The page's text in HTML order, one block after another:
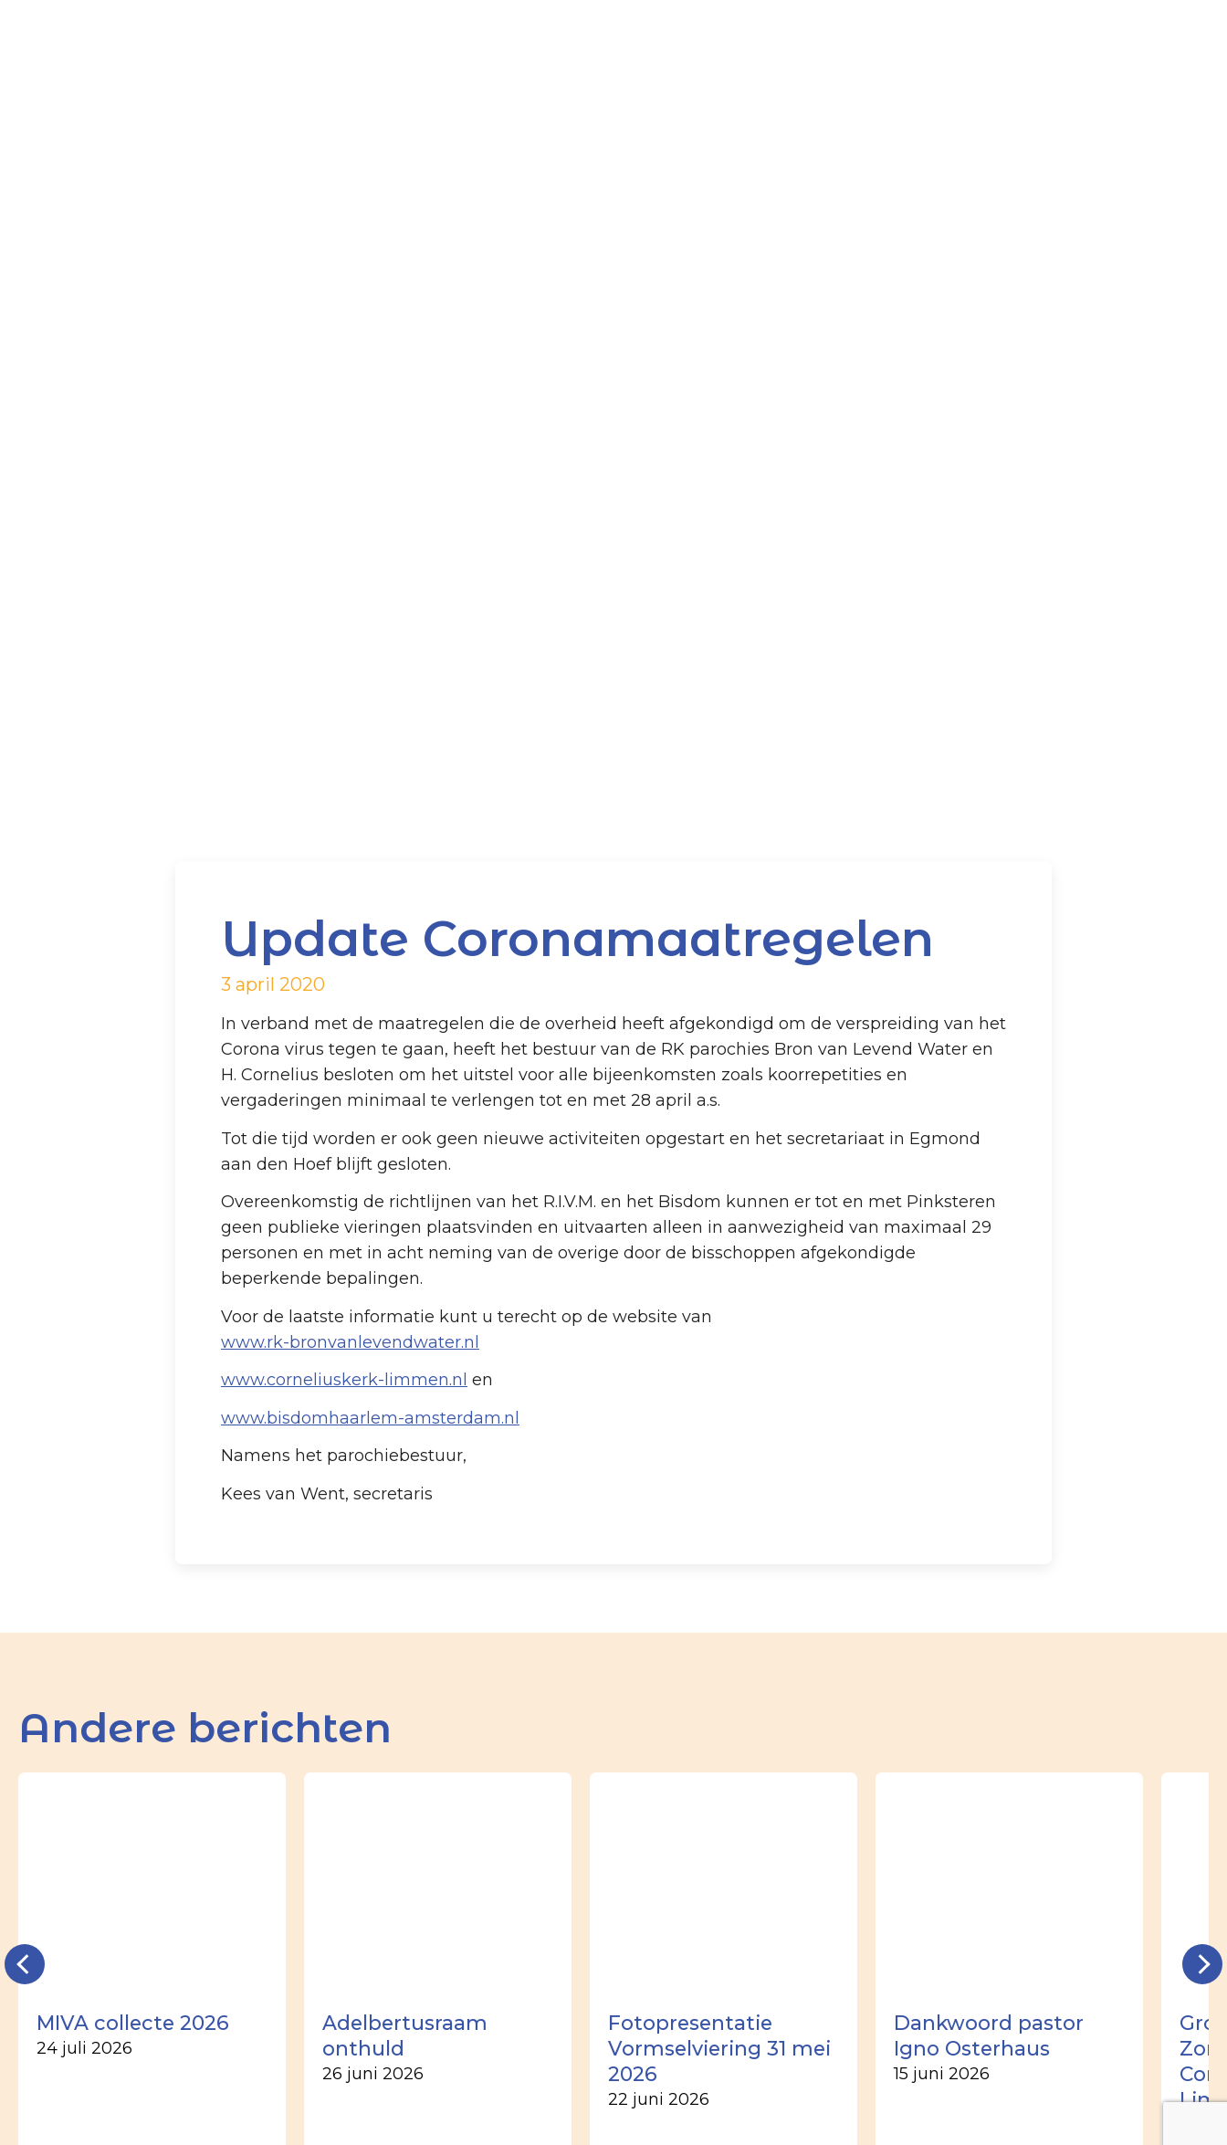
Update Coronamaatregelen
3 april 2020
In verband met de maatregelen die de overheid heeft afgekondigd om de verspreiding van het
Corona virus tegen te gaan, heeft het bestuur van de RK parochies Bron van Levend Water en
H. Cornelius besloten om het uitstel voor alle bijeenkomsten zoals koorrepetities en
vergaderingen minimaal te verlengen tot en met 28 april a.s.
Tot die tijd worden er ook geen nieuwe activiteiten opgestart en het secretariaat in Egmond
aan den Hoef blijft gesloten.
Overeenkomstig de richtlijnen van het R.I.V.M. en het Bisdom kunnen er tot en met Pinksteren
geen publieke vieringen plaatsvinden en uitvaarten alleen in aanwe­zig­heid van maximaal 29
personen en met in acht neming van de overige door de bisschoppen afgekondigde
beperkende bepalingen.
Voor de laatste informatie kunt u terecht op de website van
www.rk-bronvanlevendwater.nl
www.corneliuskerk-limmen.nl en
www.bisdomhaarlem-amsterdam.nl
Namens het parochiebestuur,
Kees van Went, secretaris
Andere berichten
MIVA collecte 2026
24 juli 2026
Adelbertusraam
onthuld
26 juni 2026
Fotopresentatie
Vormselviering 31 mei
2026
22 juni 2026
Dankwoord pastor
Igno Osterhaus
15 juni 2026